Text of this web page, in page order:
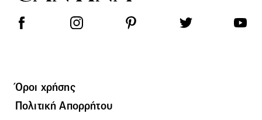
Όροι χρήσης
Πολιτική Απορρήτου